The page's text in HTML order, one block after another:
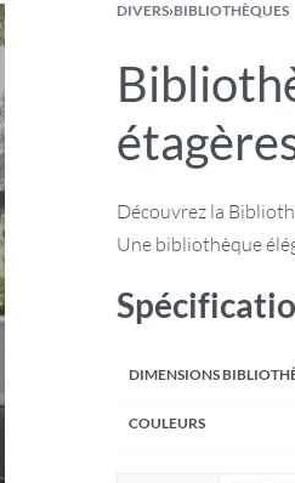
DIVERS›BIBLIOTHÈQUES
Découvrez la
Une bibliothèque
DIMENSIONS
COULEURS